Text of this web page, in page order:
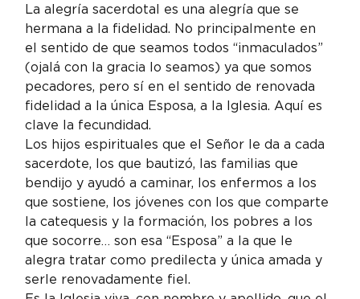
La alegría sacerdotal es una alegría que se
hermana a la fidelidad. No principalmente en
el sentido de que seamos todos “inmaculados”
(ojalá con la gracia lo seamos) ya que somos
pecadores, pero sí en el sentido de renovada
fidelidad a la única Esposa, a la Iglesia. Aquí es
clave la fecundidad.
Los hijos espirituales que el Señor le da a cada
sacerdote, los que bautizó, las familias que
bendijo y ayudó a caminar, los enfermos a los
que sostiene, los jóvenes con los que comparte
la catequesis y la formación, los pobres a los
que socorre… son esa “Esposa” a la que le
alegra tratar como predilecta y única amada y
serle renovadamente fiel.